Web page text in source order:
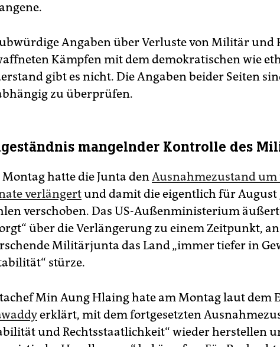
Angaben über Verluste von Militär und
Kämpfen mit dem demokratischen wie
gibt es nicht. Die Angaben beider Seiten
zu überprüfen.
mangelnder Kontrolle des
hatte die Junta denAusnahmezustand um
verlängertund damit die eigentlich für August
verschoben. Das US-Außenministerium
über die Verlängerung zu einem Zeitpunkt,
Militärjunta das Land „immer tiefer in
stürze.
Min Aung Hlaing hate am Montag laut dem
erklärt, mit dem fortgesetzten
und Rechtsstaatlichkeit“ wieder herstellen